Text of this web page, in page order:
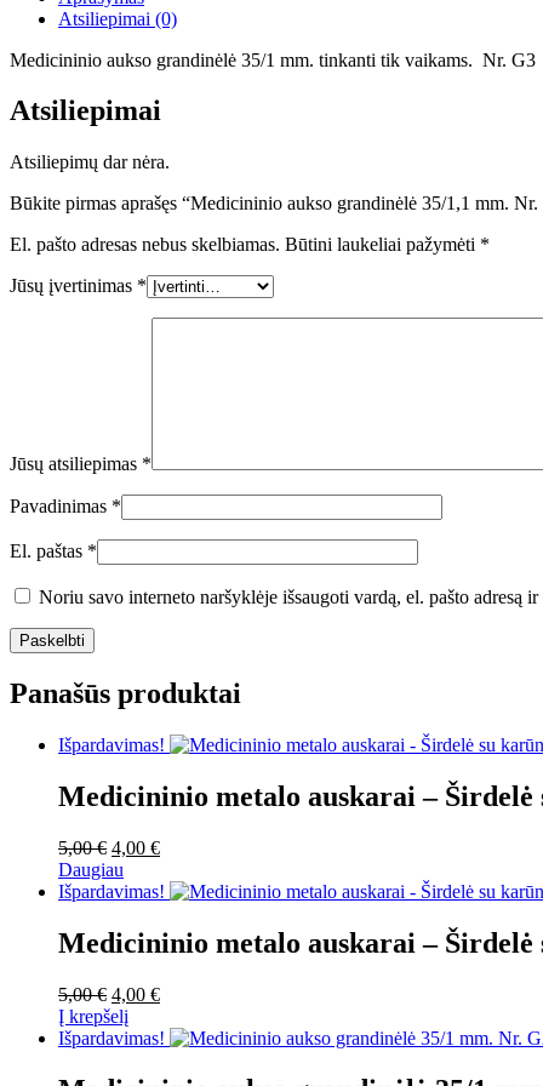
mm.
G3
Atsiliepimai (0)
Medicininio aukso grandinėlė 35/1 mm. tinkanti tik vaikams. Nr. G3
Atsiliepimai
Atsiliepimų dar nėra.
Būkite pirmas aprašęs “Medicininio aukso grandinėlė 35/1,1 mm. Nr.
El. pašto adresas nebus skelbiamas. Būtini laukeliai pažymėti *
Jūsų įvertinimas *
Jūsų atsiliepimas *
Pavadinimas *
El. paštas *
Noriu savo interneto naršyklėje išsaugoti vardą, el. pašto adresą
Panašūs produktai
Išpardavimas!
Medicininio metalo auskarai – Širdelė
5,00€ Original
price
was:
4,00 €Current
is:
Daugiau
Išpardavimas!
Medicininio metalo auskarai – Širdelė
5,00€ Original
price
was:
4,00 €Current
is:
Į krepšelį
Išpardavimas!